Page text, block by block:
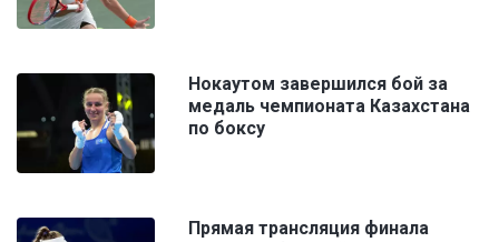
Нокаутом завершился бой за
медаль чемпионата Казахстана
по боксу
Прямая трансляция финала